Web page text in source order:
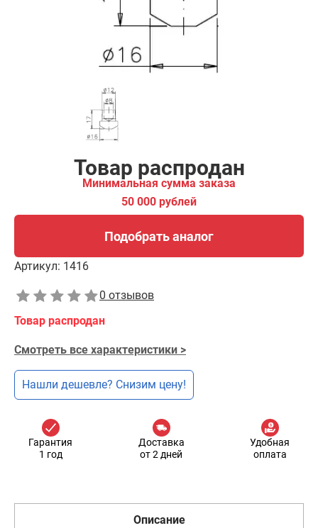
Товар распродан
Минимальная сумма заказа
50 000 рублей
Подобрать аналог
Артикул: 1416
0 отзывов
Товар распродан
Смотреть все характеристики >
Нашли дешевле? Снизим цену!
Гарантия
1 год
Доставка
от 2 дней
Удобная
оплата
Описание
Подобрать аналог